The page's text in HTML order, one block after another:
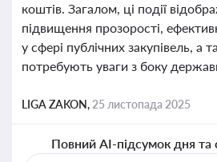
коштів. Загалом, ці події
підвищення прозорості,
у сфері публічних закупівель, а
потребують уваги з боку
LIGA ZAKON, 25 листопада 2025
Повний AI-підсумок дня та